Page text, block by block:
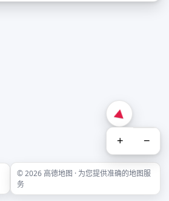
+ −
© 2026 高德地图 · 为您提供准确的地图服
务